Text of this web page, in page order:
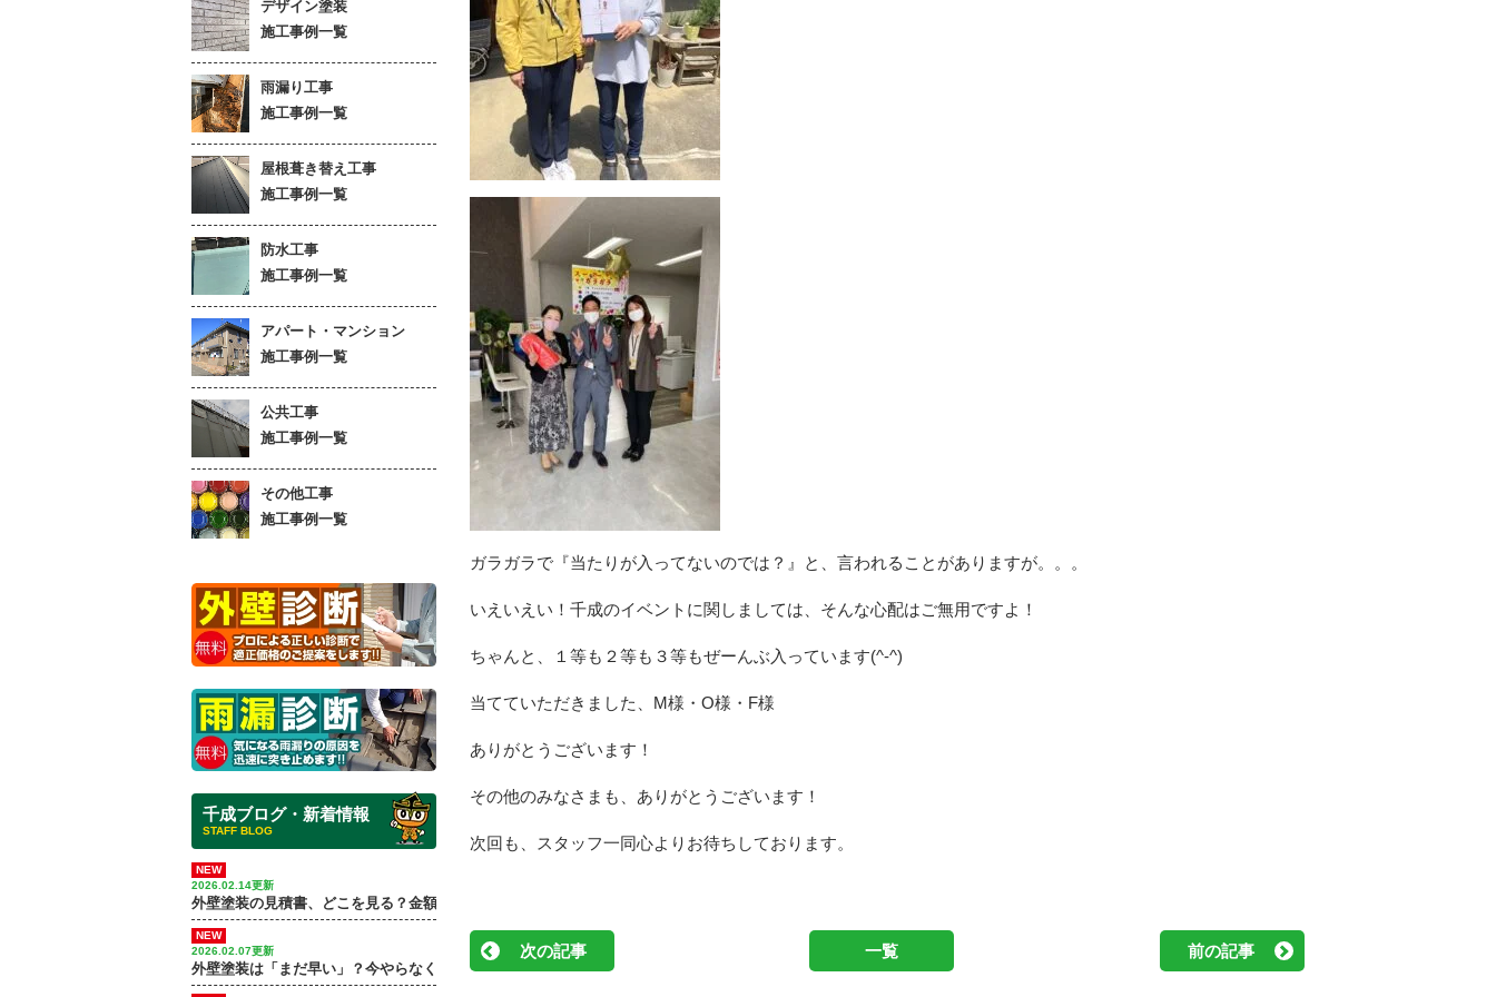
ガラガラで『当たりが入ってないのでは？』と、言われることがありますが。。。
いえいえい！千成のイベントに関しましては、そんな心配はご無用ですよ！
ちゃんと、１等も２等も３等もぜーんぶ入っています(^-^)
当てていただきました、M様・O様・F様
ありがとうございます！
その他のみなさまも、ありがとうございます！
次回も、スタッフ一同心よりお待ちしております。
次の記事 一覧 前の記事
デザイン塗装
施工事例一覧
雨漏り工事
施工事例一覧
屋根葺き替え工事
施工事例一覧
防水工事
施工事例一覧
アパート・マンション
施工事例一覧
公共工事
施工事例一覧
その他工事
施工事例一覧
千成ブログ・新着情報
STAFF BLOG
NEW
2026.02.14更新
外壁塗装の見積書、どこを見る？金額差が出る本当の理由
NEW
2026.02.07更新
外壁塗装は「まだ早い」？今やらなくていい家・やるべき家の線引き